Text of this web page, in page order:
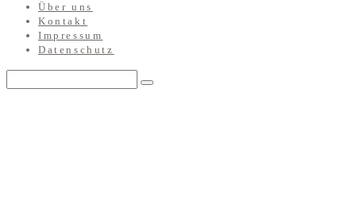
Über uns
Kontakt
Impressum
Datenschutz